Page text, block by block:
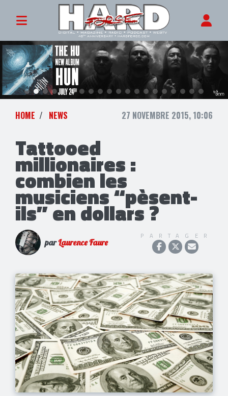
HOME NEWS 27 NOVEMBRE 2015, 10:06
Tattooed
millionaires :
combien les
musiciens “pèsent-
ils” en dollars ?
parLaurence Faure
PARTAGER